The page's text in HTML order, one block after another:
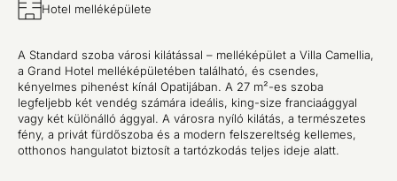
Hotel melléképülete
A Standard szoba városi kilátással – melléképület a Villa Camellia,
a Grand Hotel melléképületében található, és csendes,
kényelmes pihenést kínál Opatijában. A 27 m²-es szoba
legfeljebb két vendég számára ideális, king-size franciaággyal
vagy két különálló ággyal. A városra nyíló kilátás, a természetes
fény, a privát fürdőszoba és a modern felszereltség kellemes,
otthonos hangulatot biztosít a tartózkodás teljes ideje alatt.